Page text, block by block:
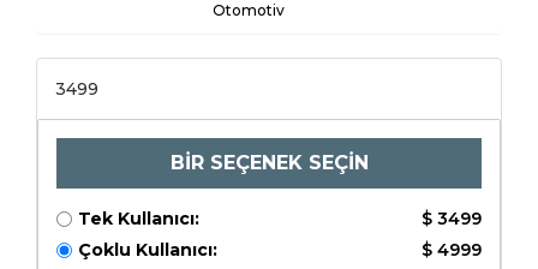
Otomotiv
3499
BİR SEÇENEK SEÇİN
Tek Kullanıcı:
$ 3499
Çoklu Kullanıcı:
$ 4999